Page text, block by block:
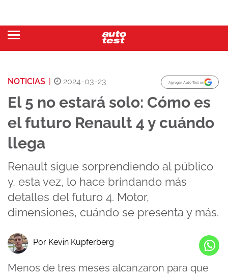
NOTICIAS | 2024-03-23 Agregar Auto Test en
El 5 no estará solo: Cómo es
el futuro Renault 4 y cuándo
llega
Renault sigue sorprendiendo al público
y, esta vez, lo hace brindando más
detalles del futuro 4. Motor,
dimensiones, cuándo se presenta y más.
Por Kevin Kupferberg
Menos de tres meses alcanzaron para que